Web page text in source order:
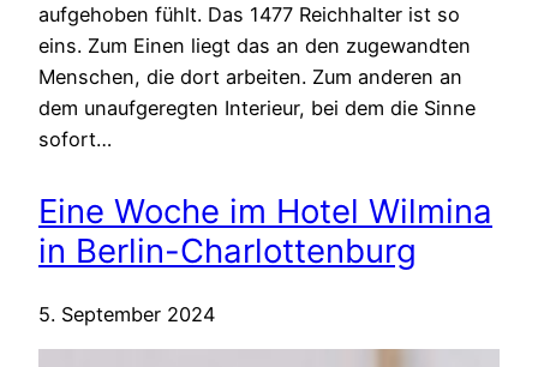
aufgehoben fühlt. Das 1477 Reichhalter ist so
eins. Zum Einen liegt das an den zugewandten
Menschen, die dort arbeiten. Zum anderen an
dem unaufgeregten Interieur, bei dem die Sinne
sofort…
Eine Woche im Hotel Wilmina
in Berlin-Charlottenburg
5. September 2024